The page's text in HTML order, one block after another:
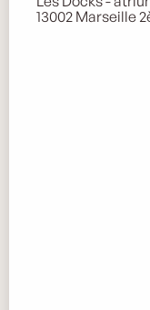
13002 Marseille